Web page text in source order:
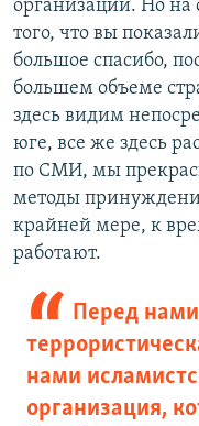
организации. Но на
того, что вы
большое спасибо,
большем объеме
здесь видим
юге, все же здесь
по СМИ, мы
методы
крайней мере, к
работают.
Перед
нами
организация,